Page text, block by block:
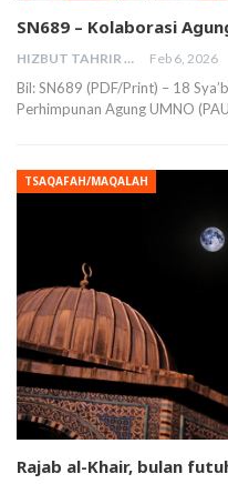
SN689 – Kolaborasi
HIZBUT TAHRIR MALAYSIA Feb 6, 2026
Bil: SN689 (PDF/Print) – 18
Perhimpunan Agung UMNO
TSAQAFAH/MAQALAH
Rajab al-Khair, bulan